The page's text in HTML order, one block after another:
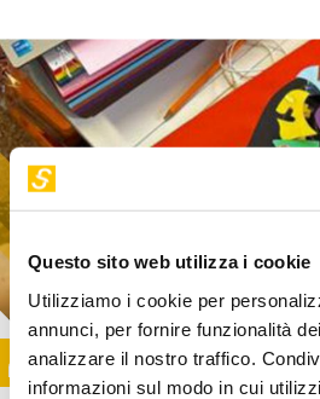
Questo sito web utilizza i cookie
Utilizziamo i cookie per
annunci, per fornire funzionalità
analizzare il nostro traffico.
informazioni sul modo in cui
Image
SUNDAY@STEP